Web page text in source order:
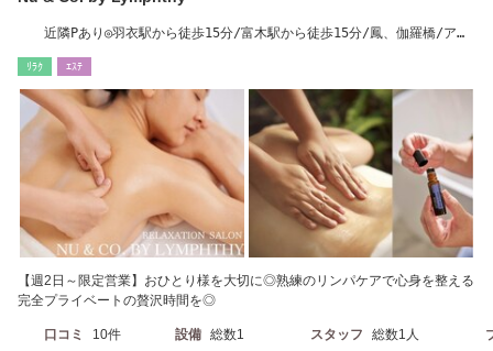
近隣Pあり◎羽衣駅から徒歩15分/富木駅から徒歩15分/鳳、伽羅橋/アロ
ﾘﾗｸ ｴｽﾃ
【週2日～限定営業】おひとり様を大切に◎熟練のリンパケアで心身を整える
完全プライベートの贅沢時間を◎
口コミ 10件 設備 総数1 スタッフ 総数1人